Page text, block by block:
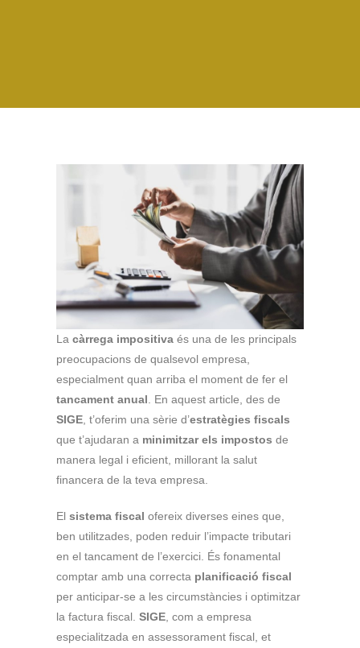
La càrrega impositiva és una de les principals
preocupacions de qualsevol empresa,
especialment quan arriba el moment de fer el
tancament anual. En aquest article, des de
SIGE, t’oferim una sèrie d’estratègies fiscals
que t’ajudaran a minimitzar els impostos de
manera legal i eficient, millorant la salut
financera de la teva empresa.
El sistema fiscal ofereix diverses eines que,
ben utilitzades, poden reduir l’impacte tributari
en el tancament de l’exercici. És fonamental
comptar amb una correcta planificació fiscal
per anticipar-se a les circumstàncies i optimitzar
la factura fiscal. SIGE, com a empresa
especialitzada en assessorament fiscal, et